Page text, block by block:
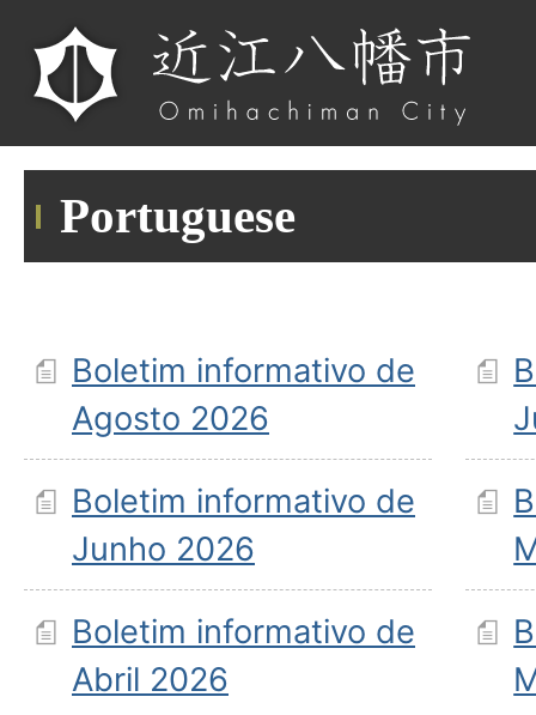
Portuguese
Boletim informativo de
Agosto 2026
Boletim informativo de
Junho 2026
Boletim informativo de
Abril 2026